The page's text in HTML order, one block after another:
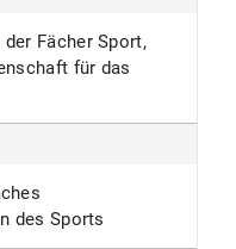
Fächer Sport,
für das
des Sports